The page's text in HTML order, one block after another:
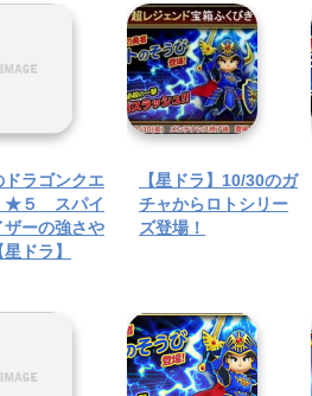
ドラゴンクエ
★５ スパイ
ザーの強さや
ドラ】
【星ドラ】10/30のガ
チャからロトシリー
ズ登場！